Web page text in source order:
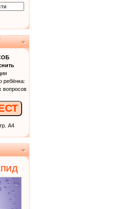
ребёнка:
вопросов
А4